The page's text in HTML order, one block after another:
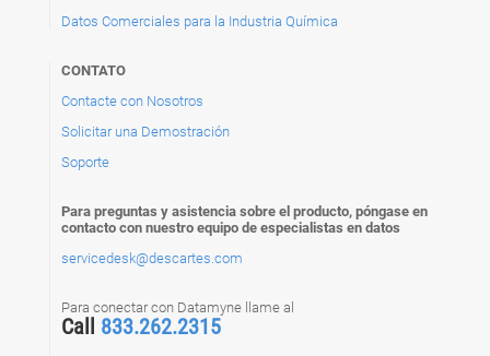
Datos Comerciales para la Industria Química
CONTATO
Contacte con Nosotros
Solicitar una Demostración
Soporte
Para preguntas y asistencia sobre el producto, póngase en
contacto con nuestro equipo de especialistas en datos
servicedesk@descartes.com
Para conectar con Datamyne llame al
Call 833.262.2315